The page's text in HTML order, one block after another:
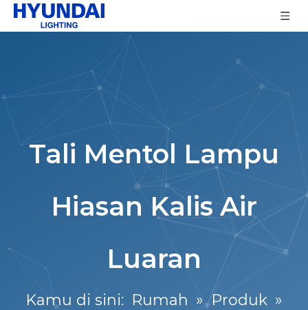
Tali Mentol Lampu
Hiasan Kalis Air
Luaran
Kamu di sini: Rumah »Produk »